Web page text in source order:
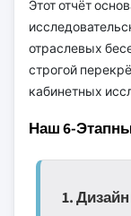
Этот отчёт
отраслевых
строгой
кабинетных
Наш 6-
1.